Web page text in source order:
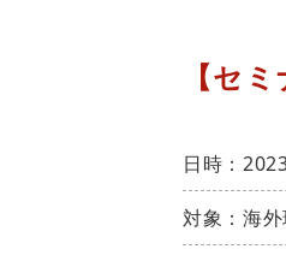
【セ
日時：
対象：海